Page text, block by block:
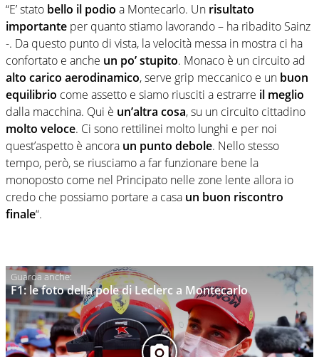
“E’ stato bello il podio a Montecarlo. Un risultato
importante per quanto stiamo lavorando – ha ribadito Sainz
-. Da questo punto di vista, la velocità messa in mostra ci ha
confortato e anche un po’ stupito. Monaco è un circuito ad
alto carico aerodinamico, serve grip meccanico e un buon
equilibrio come assetto e siamo riusciti a estrarre il meglio
dalla macchina. Qui è un’altra cosa, su un circuito cittadino
molto veloce. Ci sono rettilinei molto lunghi e per noi
quest’aspetto è ancora un punto debole. Nello stesso
tempo, però, se riusciamo a far funzionare bene la
monoposto come nel Principato nelle zone lente allora io
credo che possiamo portare a casa un buon riscontro
finale“.
F1: le foto della pole di Leclerc a Montecarlo